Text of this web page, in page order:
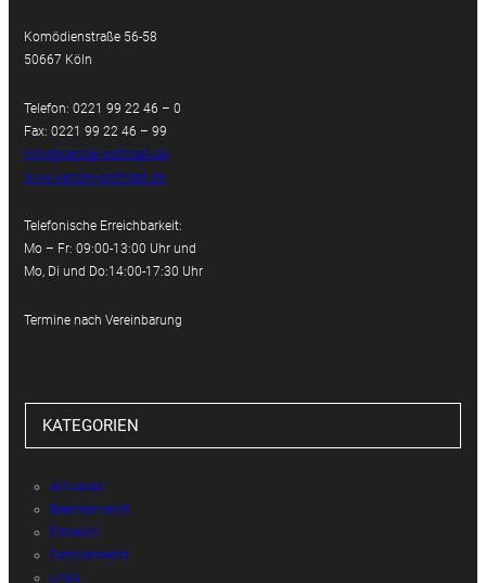
Komödienstraße 56-58
50667 Köln
Telefon: 0221 99 22 46 – 0
Fax: 0221 99 22 46 – 99
info@kanzlei-potthast.de
www.kanzlei-potthast.de
Telefonische Erreichbarkeit:
Mo – Fr: 09:00-13:00 Uhr und
Mo, Di und Do:14:00-17:30 Uhr
Termine nach Vereinbarung
KATEGORIEN
Aktuelles
Beamtenrecht
Erbrecht
Familienrecht
Links